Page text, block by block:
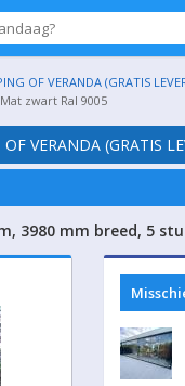
OF VERANDA (GRATIS
zwart Ral 9005
VERANDA (GRATIS
3980 mm breed, 5